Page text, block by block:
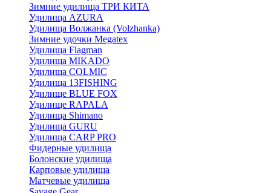
Зимние удилища ТРИ КИТА
Удилища AZURA
Удилища Волжанка (Volzhanka)
Зимние удочки Megatex
Удилища Flagman
Удилища MIKADO
Удилища COLMIC
Удилища 13FISHING
Удилище BLUE FOX
Удилище RAPALA
Удилища Shimano
Удилища GURU
Удилища CARP PRO
Фидерные удилища
Болонские удилища
Карповые удилища
Матчевые удилища